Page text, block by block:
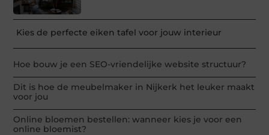
Kies de perfecte eiken tafel voor jouw interieur
Hoe bouw je een SEO-vriendelijke website structuur?
Dit is hoe de meubelmaker in Nijkerk het leuker maakt
voor jou
Online bloemen bestellen: wanneer kies je voor een
online bloemist?